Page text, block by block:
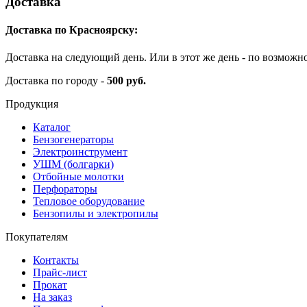
Доставка по Красноярску:
Доставка на следующий день. Или в этот же день - по
Доставка по городу - 500 руб.
Продукция
Каталог
Бензогенераторы
Электроинструмент
УШМ (болгарки)
Отбойные молотки
Перфораторы
Тепловое оборудование
Бензопилы и электропилы
Покупателям
Контакты
Прайс-лист
Прокат
На заказ